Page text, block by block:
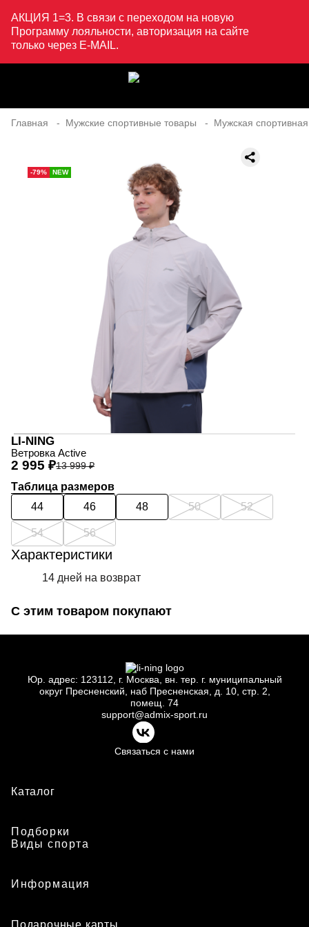
АКЦИЯ 1=3. В связи с переходом на новую
Программу лояльности, авторизация на сайте
только через E-MAIL.
Главная Мужские спортивные товары Мужская
-79% NEW
LI-NING
Ветровка Active
13 999 ₽
2 995 ₽
Таблица размеров
44
46 48 50 52
54 56
Характеристики
14 дней на возврат
С этим товаром покупают
Юр. адрес: 123112, г. Москва, вн. тер. г. муниципальный
округ Пресненский, наб Пресненская, д. 10, стр. 2,
помещ. 74
support@admix-sport.ru
Связаться с нами
Каталог
Подборки
Виды спорта
Информация